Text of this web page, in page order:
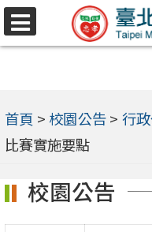
跳
至
內
容
選
首頁 > 校園公告> 行
比賽實施要點
校園公告